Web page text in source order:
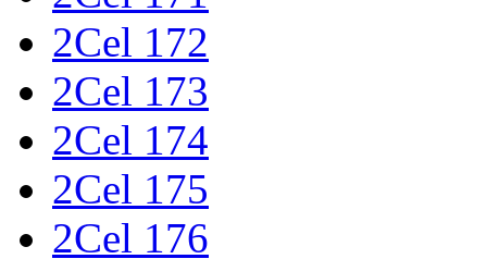
2Cel 172
2Cel 173
2Cel 174
2Cel 175
2Cel 176